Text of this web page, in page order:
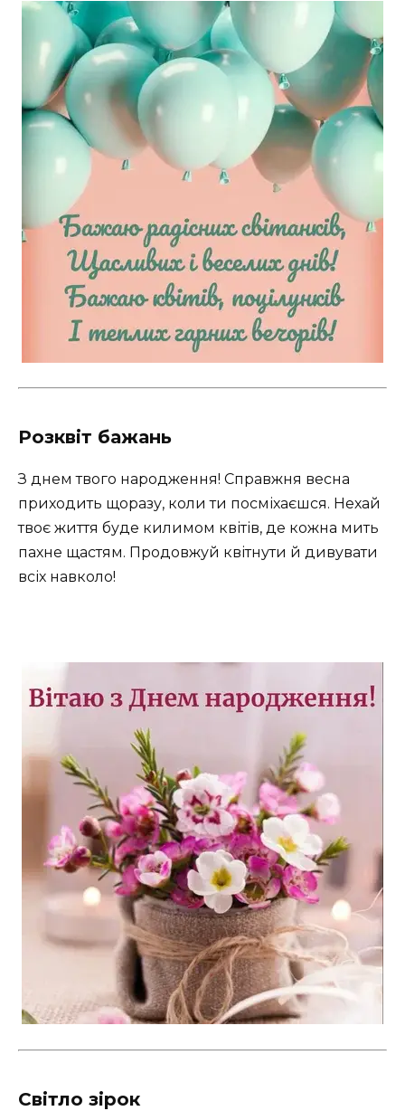
Розквіт бажань
З днем твого народження! Справжня весна
приходить щоразу, коли ти посміхаєшся. Нехай
твоє життя буде килимом квітів, де кожна мить
пахне щастям. Продовжуй квітнути й дивувати
всіх навколо!
Світло зірок